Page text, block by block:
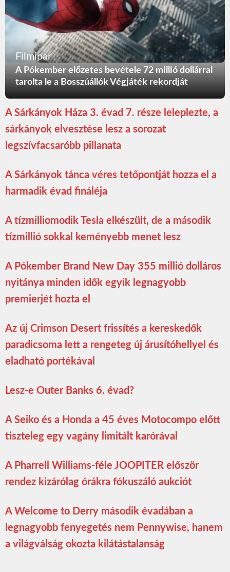
Filmipar
A Pókember előzetes bevétele 72 millió dollárral
tarolta le a Bosszúállók Végjáték rekordját
A Sárkányok Háza 3. évad 7. része leleplezte, a
sárkányok elvesztése lesz a sorozat
legszívfacsaróbb pillanata
A Sárkányok tánca véres tetőpontját hozza el a
harmadik évad fináléja
A tízmilliomodik Tesla elkészült, de a második
tízmillió sokkal keményebb menet lesz
A Pókember Brand New Day 355 millió dolláros
nyitánya minden idők egyik legnagyobb
premierjét hozta el
Az új Crimson Desert frissítés a kereskedők
paradicsoma lett a rengeteg új árusítóhellyel és
eladható portékával
Lesz-e Outer Banks 6. évad?
A Seiko és a Honda a 45 éves Motocompo előtt
tiszteleg egy vagány limitált karórával
A Pharrell Williams-féle JOOPITER először
rendez kizárólag órákra fókuszáló aukciót
A Welcome to Derry második évadában a
legnagyobb fenyegetés nem Pennywise, hanem
a világválság okozta kilátástalanság